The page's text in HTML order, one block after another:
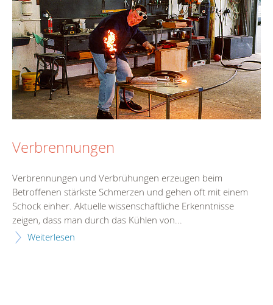
Verbrennungen
Verbrennungen und Verbrühungen erzeugen beim
Betroffenen stärkste Schmerzen und gehen oft mit einem
Schock einher. Aktuelle wissenschaftliche Erkenntnisse
zeigen, dass man durch das Kühlen von...
Weiterlesen